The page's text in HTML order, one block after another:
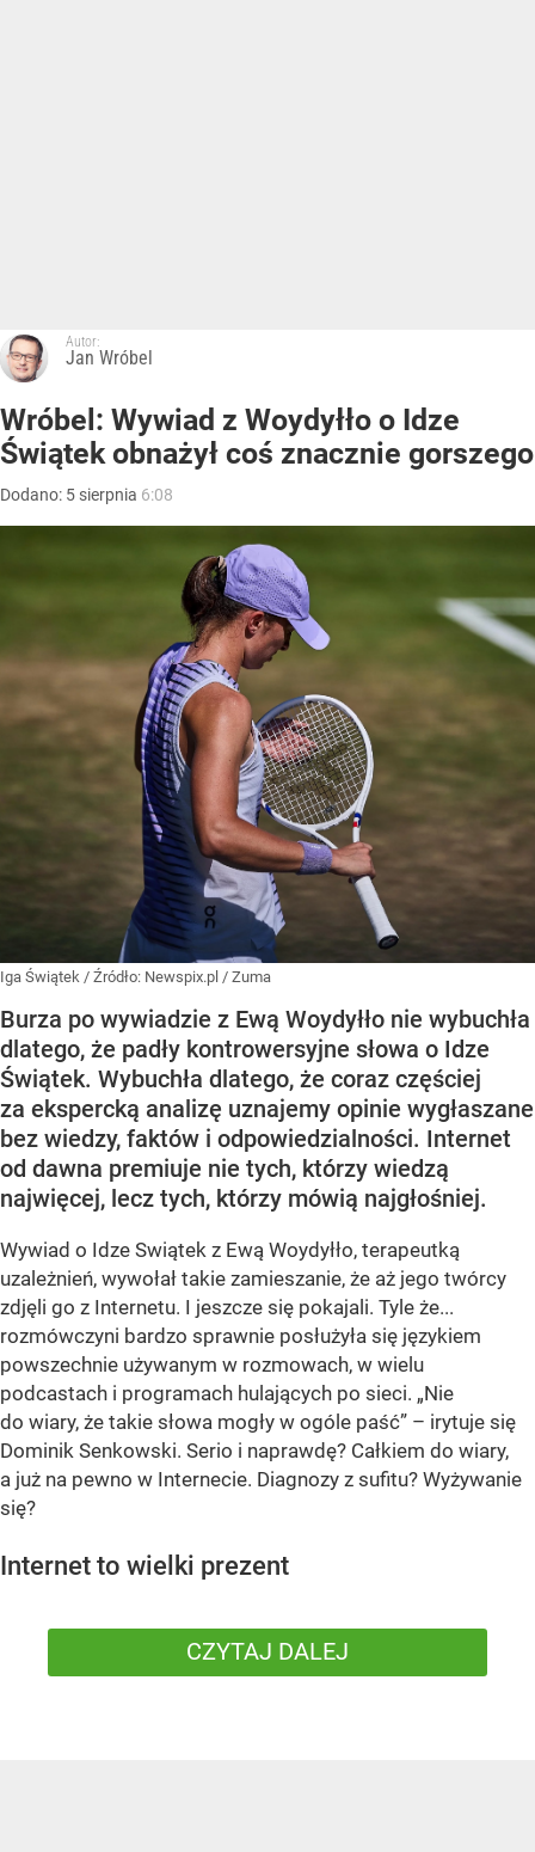
Autor:
Jan Wróbel
Wróbel: Wywiad z Woydyłło o Idze
Świątek obnażył coś znacznie gorszego
Dodano: 5 sierpnia 6:08
Iga Świątek / Źródło: Newspix.pl / Zuma
Burza po wywiadzie z Ewą Woydyłło nie wybuchła
dlatego, że padły kontrowersyjne słowa o Idze
Świątek. Wybuchła dlatego, że coraz częściej
za ekspercką analizę uznajemy opinie wygłaszane
bez wiedzy, faktów i odpowiedzialności. Internet
od dawna premiuje nie tych, którzy wiedzą
najwięcej, lecz tych, którzy mówią najgłośniej.
Wywiad o Idze Swiątek z Ewą Woydyłło, terapeutką
uzależnień, wywołał takie zamieszanie, że aż jego twórcy
zdjęli go z Internetu. I jeszcze się pokajali. Tyle że...
rozmówczyni bardzo sprawnie posłużyła się językiem
powszechnie używanym w rozmowach, w wielu
podcastach i programach hulających po sieci. „Nie
do wiary, że takie słowa mogły w ogóle paść” – irytuje się
Dominik Senkowski. Serio i naprawdę? Całkiem do wiary,
a już na pewno w Internecie. Diagnozy z sufitu? Wyżywanie
się?
Internet to wielki prezent
CZYTAJ DALEJ